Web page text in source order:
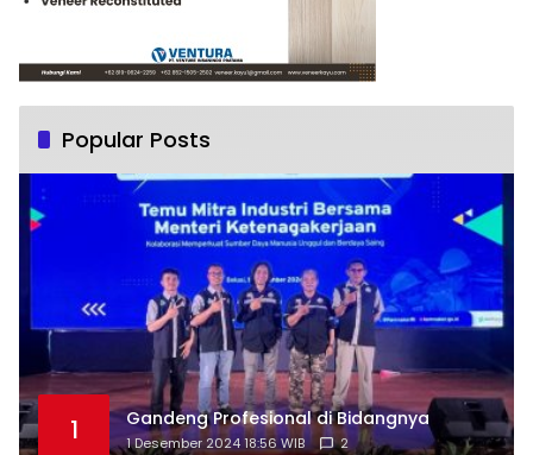
Popular Posts
1 Gandeng Profesional di Bidangnya
1 Desember 2024 18:56 WIB 2